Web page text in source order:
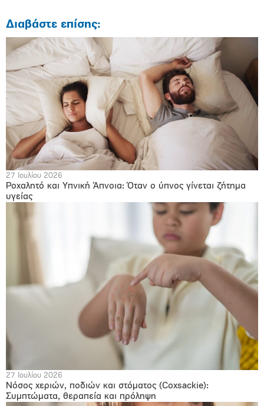
Διαβάστε επίσης:
27 Ιουλίου 2026
Ροχαλητό και Υπνική Άπνοια: Όταν ο ύπνος γίνεται ζήτημα
υγείας
27 Ιουλίου 2026
Νόσος χεριών, ποδιών και στόματος (Coxsackie):
Συμπτώματα, θεραπεία και πρόληψη